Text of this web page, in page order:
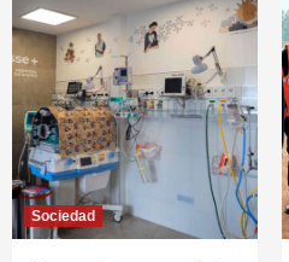
Sociedad